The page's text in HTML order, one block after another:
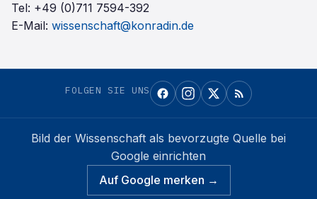
Tel: +49 (0)711 7594-392
E-Mail: wissenschaft@konradin.de
FOLGEN SIE UNS
Bild der Wissenschaft als bevorzugte Quelle bei
Google einrichten
Auf Google merken →